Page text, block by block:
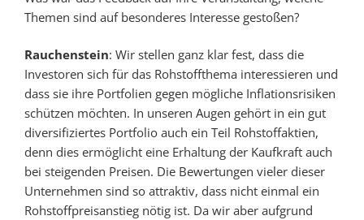
Themen sind auf besonderes Interesse gestoßen?
Rauchenstein: Wir stellen ganz klar fest, dass die
Investoren sich für das Rohstoffthema interessieren und
dass sie ihre Portfolien gegen mögliche Inflationsrisiken
schützen möchten. In unseren Augen gehört in ein gut
diversifiziertes Portfolio auch ein Teil Rohstoffaktien,
denn dies ermöglicht eine Erhaltung der Kaufkraft auch
bei steigenden Preisen. Die Bewertungen vieler dieser
Unternehmen sind so attraktiv, dass nicht einmal ein
Rohstoffpreisanstieg nötig ist. Da wir aber aufgrund